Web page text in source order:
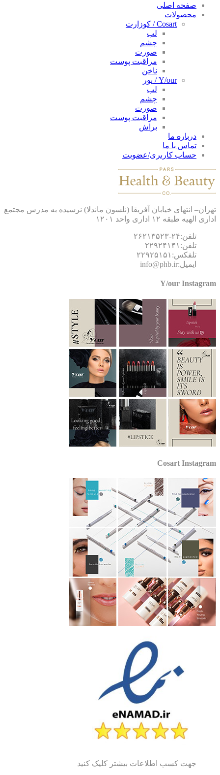
صفحه اصلی
محصولات
Cosart / کوزارت
لب
چشم
صورت
مراقبت پوست
ناخن
Y/our / یور
لب
چشم
صورت
مراقبت پوست
براش
درباره ما
تماس با ما
حساب کاربری/عضویت
انتهای خیابان آفریقا (نلسون ماندلا) نرسیده به مدرس مجتمع
الهیه طبقه ۱۲ اداری واحد ۱۲۰۱
تلفن:۲۴-۲۶۲۱۳۵۲۳
تلفن:۲۲۹۲۴۱۴۱
تلفکس:۲۲۹۲۵۱۵۱
ایمیل:info@phb.ir
Y/our
Cosart
جهت کسب اطلاعات بیشتر کلیک کنید